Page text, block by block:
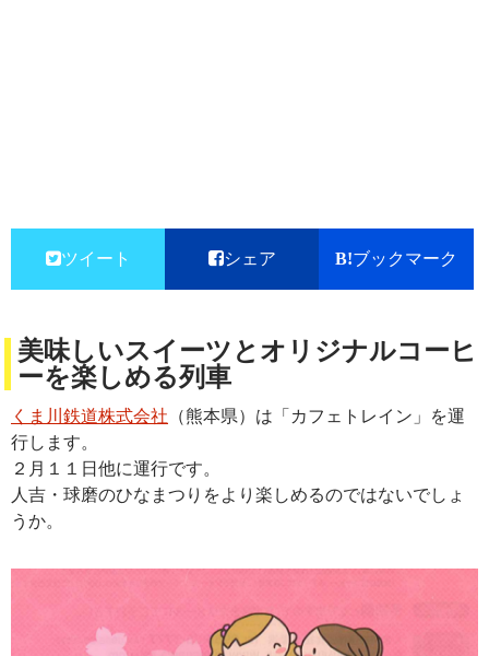
ツイート シェア ブックマーク
美味しいスイーツとオリジナルコーヒ
ーを楽しめる列車
くま川鉄道株式会社 （熊本県）は「カフェトレイン」を運
行します。
２月１１日他に運行です。
人吉・球磨のひなまつりをより楽しめるのではないでしょ
うか。